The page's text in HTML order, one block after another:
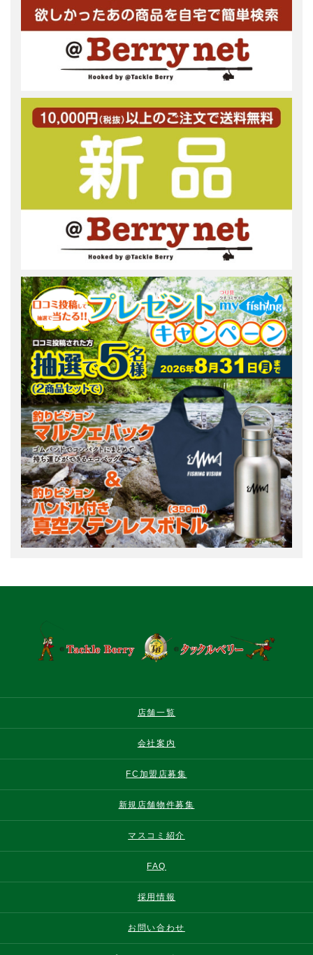
店舗一覧
会社案内
FC加盟店募集
新規店舗物件募集
マスコミ紹介
FAQ
採用情報
お問い合わせ